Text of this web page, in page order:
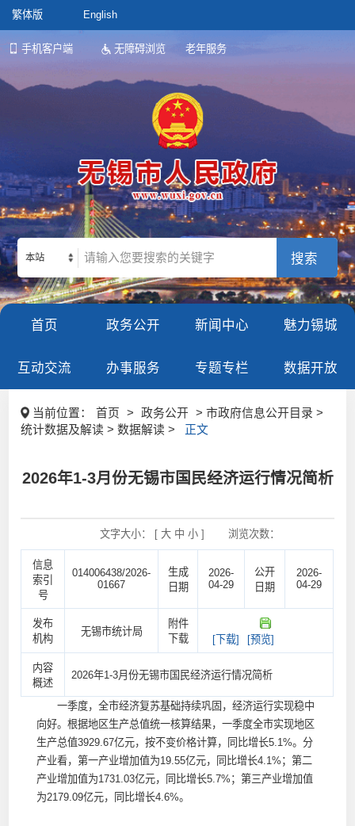
繁体版 English
手机客户端 无障碍浏览 老年服务
本站
首页 政务公开 新闻中心 魅力锡城
互动交流 办事服务 专题专栏 数据开放
当前位置： 首页 > 政务公开
> 市政府信息公开目录 >
统计数据及解读 > 数据解读 >
正文
2026年1-3月份无锡市国民经济运行情况简析
文字大小： [ 大 中 小] 浏览次数：
信息
索引
号
014006438/2026-
01667
生成
日期
2026-
04-29
公开
日期
2026-
04-29
发布
机构
无锡市统计局
附件
下载
[下载] [预览]
内容
概述
2026年1-3月份无锡市国民经济运行情况简析
一季度，全市经济复苏基础持续巩固，经济运行实现稳中
向好。根据地区生产总值统一核算结果，一季度全市实现地区
生产总值3929.67亿元，按不变价格计算，同比增长5.1%。分
产业看，第一产业增加值为19.55亿元，同比增长4.1%；第二
产业增加值为1731.03亿元，同比增长5.7%；第三产业增加值
为2179.09亿元，同比增长4.6%。